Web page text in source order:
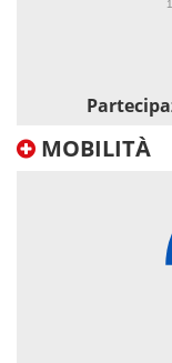
MOBILITÀ